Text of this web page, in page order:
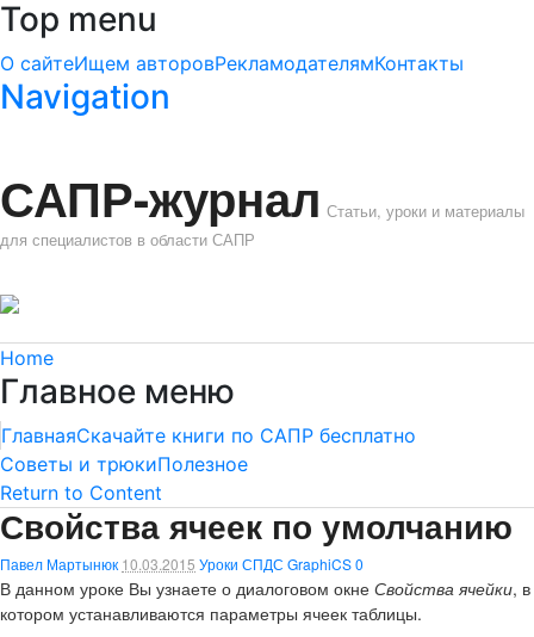
Top menu
О сайтеИщем авторовРекламодателямКонтакты
Navigation
САПР-журнал Статьи, уроки и материалы
для специалистов в области САПР
Home
Главное меню
ГлавнаяСкачайте книги по САПР бесплатно
Советы и трюкиПолезное
Return to Content
Свойства ячеек по умолчанию
Павел Мартынюк 10.03.2015 Уроки СПДС GraphiCS0
В данном уроке Вы узнаете о диалоговом окне Свойства ячейки, в
котором устанавливаются параметры ячеек таблицы.